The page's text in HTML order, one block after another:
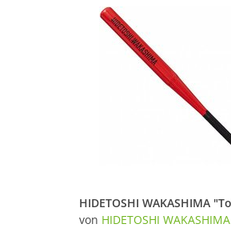
von HIDETOSHI WAKASHIMA